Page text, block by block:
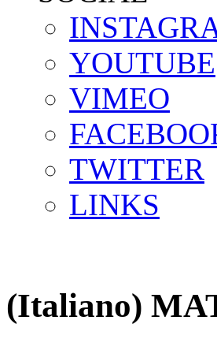
YOUTUBE
VIMEO
TWITTER
LINKS
(Italiano)